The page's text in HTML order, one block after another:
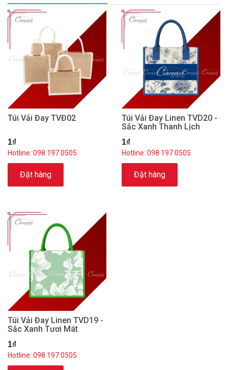
Túi Vải Đay TVĐ02
1₫
Hotline: 098 197 0505
Đặt hàng
Túi Vải Đay Linen TVD20 -
Sắc Xanh Thanh Lịch
1₫
Hotline: 098 197 0505
Đặt hàng
Túi Vải Đay Linen TVD19 -
Sắc Xanh Tươi Mát
1₫
Hotline: 098 197 0505